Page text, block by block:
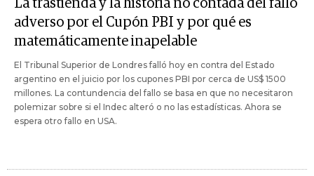
La trastienda y la historia no contada del fallo
adverso por el Cupón PBI y por qué es
matemáticamente inapelable
El Tribunal Superior de Londres falló hoy en contra del Estado
argentino en el juicio por los cupones PBI por cerca de US$ 1500
millones. La contundencia del fallo se basa en que no necesitaron
polemizar sobre si el Indec alteró o no las estadísticas. Ahora se
espera otro fallo en USA.